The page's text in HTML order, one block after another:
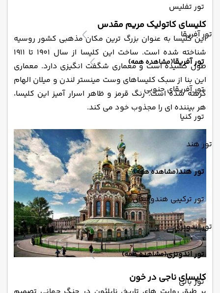
تور تفلیس
تور آفریقا
تور آفریقا(مشاهده همه)
تور آفریقای جنوبی
تور کنیا
تور هند
تور هند(مشاهده همه)
تور ترکیبی هندوستان
تور اندونزی
تور اندونزی(مشاهده همه)
تور بالی
کلیسای کاتولیک مریم مقدس
این کلیسا به عنوان بزرگ ‌ترین مکان مذهبی کشور روسیه
شناخته شده است. ساخت این کلیسا از سال 1901 تا 1911
طول کشیده است و معماری شگفت انگیزی دارد. معماری
این بنا از سبک کلیساهای وست مینستر لندن و میلان الهام
گرفته شده است. رنگ قرمز و ظاهر اسرار آمیز این کلیسا،
هر بیننده ای را مجذوب خود می ‌کند.
کلیسای ناجی در خون